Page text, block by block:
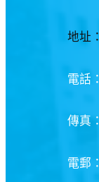
地址
電話：
傳真：
電郵：